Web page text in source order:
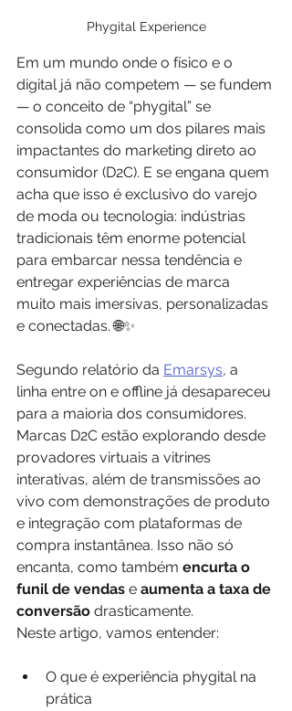
Phygital Experience
Em um mundo onde o físico e o
digital já não competem — se fundem
— o conceito de “phygital” se
consolida como um dos pilares mais
impactantes do marketing direto ao
consumidor (D2C). E se engana quem
acha que isso é exclusivo do varejo
de moda ou tecnologia: indústrias
tradicionais têm enorme potencial
para embarcar nessa tendência e
entregar experiências de marca
muito mais imersivas, personalizadas
e conectadas. 🌐✨
Segundo relatório da Emarsys, a
linha entre on e offline já desapareceu
para a maioria dos consumidores.
Marcas D2C estão explorando desde
provadores virtuais a vitrines
interativas, além de transmissões ao
vivo com demonstrações de produto
e integração com plataformas de
compra instantânea. Isso não só
encanta, como também encurta o
funil de vendas e aumenta a taxa de
conversão drasticamente.
Neste artigo, vamos entender:
O que é experiência phygital na
prática